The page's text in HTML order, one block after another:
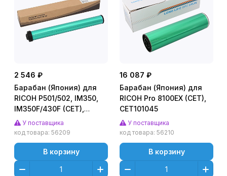
2 546 ₽
Барабан (Япония) для
RICOH P501/502, IM350,
IM350F/430F (CET),
70000 стр., CET101035
У поставщика
код товара: 56209
В корзину
16 087 ₽
Барабан (Япония) для
RICOH Pro 8100EX (CET),
CET101045
У поставщика
код товара: 56210
В корзину